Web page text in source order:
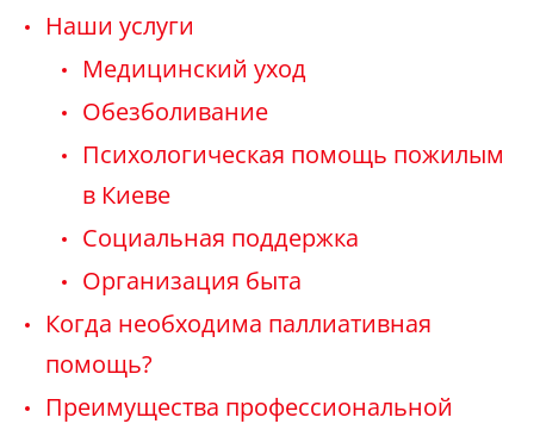
Наши услуги
Медицинский уход
Обезболивание
Психологическая помощь пожилым
в Киеве
Социальная поддержка
Организация быта
Когда необходима паллиативная
помощь?
Преимущества профессиональной